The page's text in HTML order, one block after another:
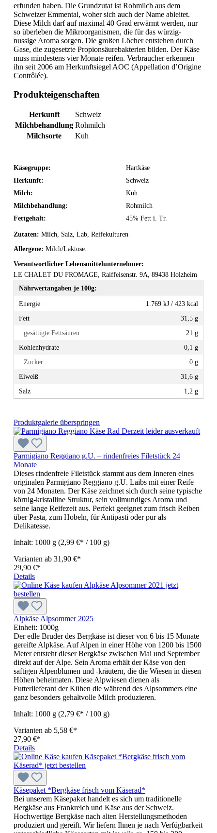
erfunden haben. Die Grundzutat ist Rohmilch aus dem
Schweizer Emmental, woher sich auch der Name ableitet.
Diese Milch darf auf maximal 40 Grad erwärmt werden, nur
so überleben die Mikroorganismen, die für das würzig-
nussige Aroma sorgen. Die großen Löcher entstehen durch
Gase, die zugesetzte Propions­äurebakterien bilden. Der Käse
muss mindestens vier Monate reifen. Verbraucher erkennen
ihn seit 2006 am Herkunftsiegel AOC (Appellation d’Origine
Contrôlée).
Produkteigenschaften
Herkunft
Schweiz
Milchbehandlung Rohmilch
Milchsorte
Kuh
Käsegruppe:
Hartkäse
Herkunft:
Schweiz
Milch:
Kuh
Milchbehandlung:
Rohmilch
Fettgehalt:
45% Fett i. Tr.
Zutaten: Milch, Salz, Lab, Reifekulturen
Allergene: Milch/Laktose.
Verantwortlicher Lebensmittelunternehmer:
LE CHALET DU FROMAGE, Raiffeisenstr. 9A, 89438 Holzheim
Nährwertangaben je 100g:
Energie
1.769 kJ / 423 kcal
Fett
31,5 g
gesättigte Fettsäuren
21 g
Kohlenhydrate
0,1 g
Zucker
0 g
Eiweiß
31,6 g
Salz
1,2 g
Produktgalerie überspringen
Derzeit leider ausverkauft
Parmigiano Reggiano g.U. – rindenfreies Filetstück 24
Monate
Dieses rindenfreie Filetstück stammt aus dem Inneren eines
originalen Parmigiano Reggiano g.U. Laibs mit einer Reife
von 24 Monaten. Der Käse zeichnet sich durch seine typische
körnig-kristalline Struktur, sein vollmundiges Aroma und
seine lange Reifezeit aus. Perfekt geeignet zum frisch Reiben
über Pasta, zum Hobeln, für Antipasti oder pur als
Delikatesse.
Inhalt: 1000 g (2,99 €* / 100 g)
Varianten ab 31,90 €*
29,90 €*
Details
Alpkäse Alpsommer 2025
Einheit: 1000g
Der edle Bruder des Bergkäse ist dieser von 6 bis 15 Monate
gereifte Alpkäse. Auf Alpen in einer Höhe von 1200 bis 1500
Meter entsteht dieser Bergkäse zwischen Mai und September
direkt auf der Alpe. Sein Aroma erhält der Käse von den
saftigen Alpenblumen und -kräutern, die die Wiesen in diesen
Höhen beheimaten. Diese Alpwiesen dienen als
Futterlieferant der Kühen die während des Alpsommers eine
ganz besonders gehaltvolle Milch produzieren.
Inhalt: 1000 g (2,79 €* / 100 g)
Varianten ab 5,58 €*
27,90 €*
Details
Käsepaket *Bergkäse frisch vom Käserad*
Bei unserem Käsepaket handelt es sich um traditionelle
Bergkäse aus Frankreich und Käse aus der Schweiz.
Hochwertige Bergkäse nach alten Herstellungsmethoden
produziert und gereift. Wir liefern Ihnen je nach Verfügbarkeit